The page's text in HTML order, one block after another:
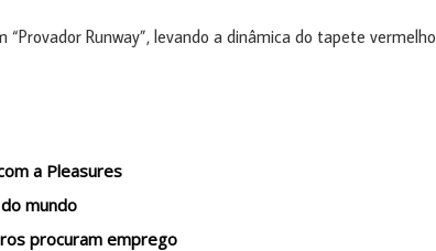
Runway”, levando a dinâmica do tapete vermelho
a Pleasures
mundo
procuram emprego